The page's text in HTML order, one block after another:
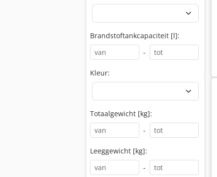
Brandstoftankcapaciteit [l]:
-
Kleur:
Totaalgewicht [kg]:
-
Leeggewicht [kg]:
-